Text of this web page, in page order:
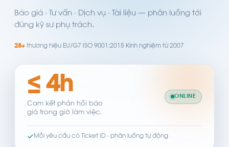
Báo giá · Tư vấn · Dịch vụ · Tài liệu — phân luồng tới
đúng kỹ sư phụ trách.
28+ thương hiệu EU/G7· ISO 9001:2015· Kinh nghiệm từ 2007
≤ 4h
Cam kết phản hồi báo
giá trong giờ làm việc.
ONLINE
Mỗi yêu cầu có Ticket ID · phân luồng tự động